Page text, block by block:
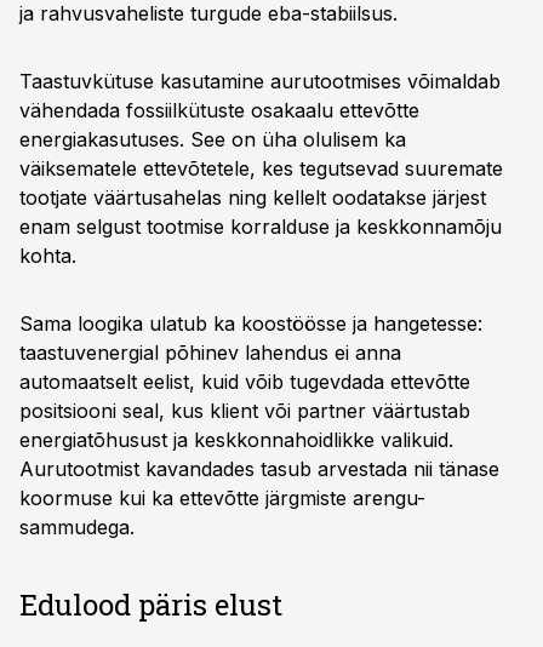
ja rahvusvaheliste turgude eba-stabiilsus.
Taastuvkütuse kasutamine aurutootmises võimaldab
vähendada fossiilkütuste osakaalu ettevõtte
energiakasutuses. See on üha olulisem ka
väiksematele ettevõtetele, kes tegutsevad suuremate
tootjate väärtusahelas ning kellelt oodatakse järjest
enam selgust tootmise korralduse ja keskkonnamõju
kohta.
Sama loogika ulatub ka koostöösse ja hangetesse:
taastuvenergial põhinev lahendus ei anna
automaatselt eelist, kuid võib tugevdada ettevõtte
positsiooni seal, kus klient või partner väärtustab
energiatõhusust ja keskkonnahoidlikke valikuid.
Aurutootmist kavandades tasub arvestada nii tänase
koormuse kui ka ettevõtte järgmiste arengu-
sammudega.
Edulood päris elust